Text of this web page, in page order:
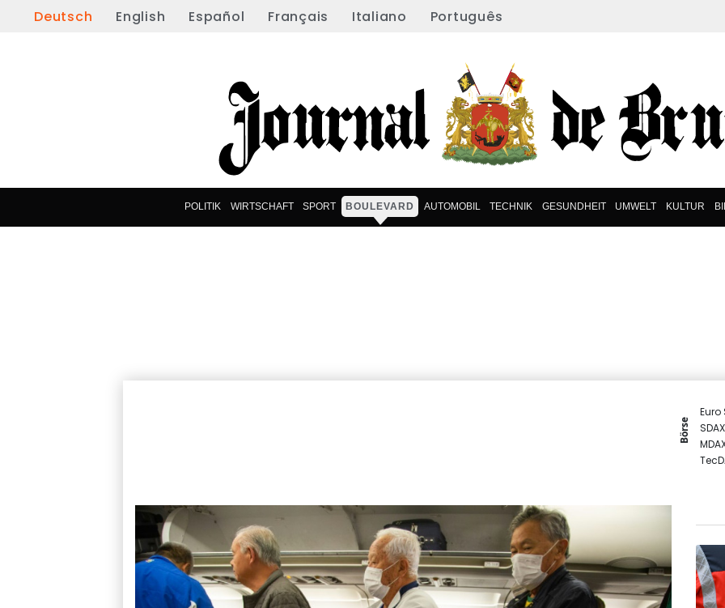
Deutsch English Español Français Italiano Português
POLITIK WIRTSCHAFT SPORT BOULEVARD AUTOMOBIL TECHNIK GESUNDHEIT UMWELT KULTUR
Börse
Euro
SDAX